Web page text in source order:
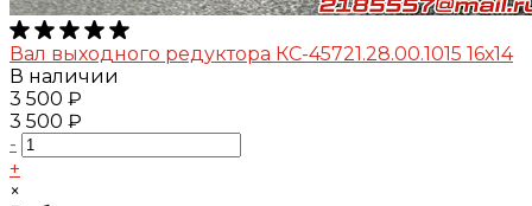
Вал выходного редуктора КС-45721.28.00.1015 16х14
В наличии
3 500 ₽
3 500 ₽
-
+
×